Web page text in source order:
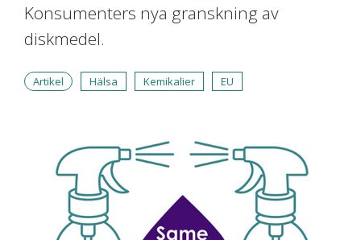
Konsumenters nya granskning av
diskmedel.
Artikel Hälsa Kemikalier EU